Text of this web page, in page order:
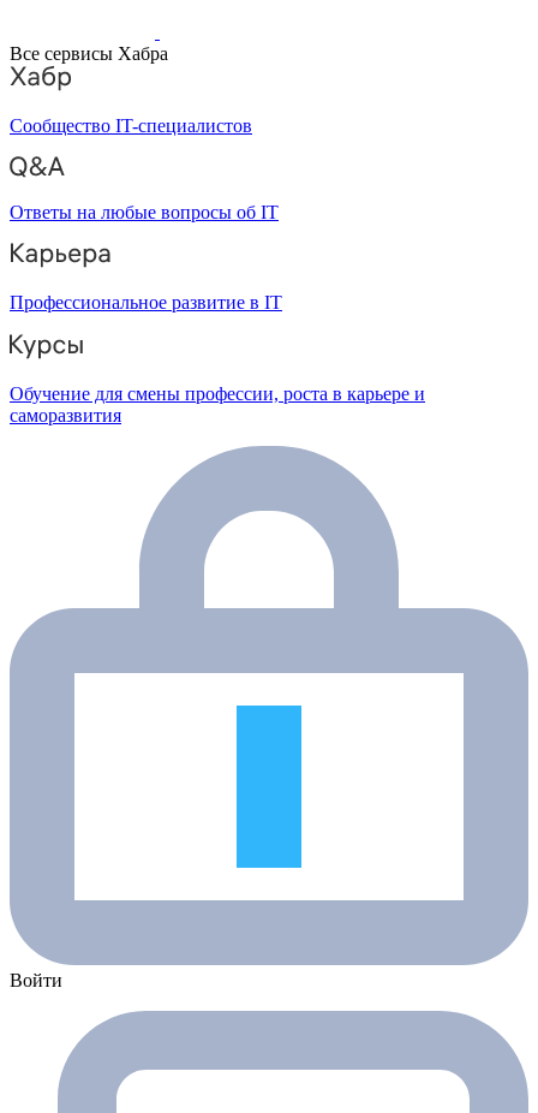
Все сервисы Хабра
Сообщество IT-специалистов
Ответы на любые вопросы об IT
Профессиональное развитие в IT
Обучение для смены профессии, роста в карьере и
саморазвития
Войти